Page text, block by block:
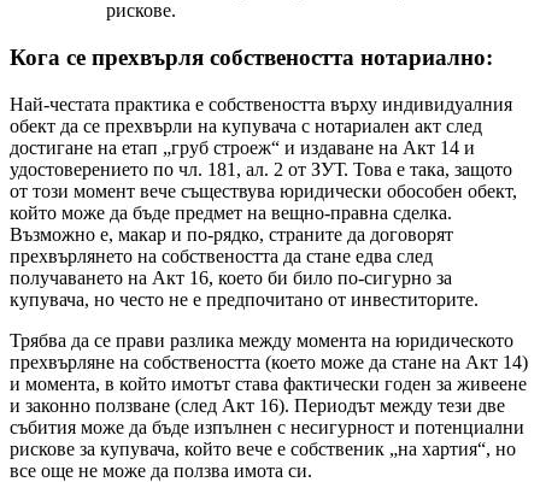
рискове.
Кога се прехвърля собствеността нотариално:
Най-честата практика е собствеността върху индивидуалния
обект да се прехвърли на купувача с нотариален акт след
достигане на етап „груб строеж“ и издаване на Акт 14 и
удостоверението по чл. 181, ал. 2 от ЗУТ. Това е така, защото
от този момент вече съществува юридически обособен обект,
който може да бъде предмет на вещно-правна сделка.
Възможно е, макар и по-рядко, страните да договорят
прехвърлянето на собствеността да стане едва след
получаването на Акт 16, което би било по-сигурно за
купувача, но често не е предпочитано от инвеститорите.
Трябва да се прави разлика между момента на юридическото
прехвърляне на собствеността (което може да стане на Акт 14)
и момента, в който имотът става фактически годен за живеене
и законно ползване (след Акт 16). Периодът между тези две
събития може да бъде изпълнен с несигурност и потенциални
рискове за купувача, който вече е собственик „на хартия“, но
все още не може да ползва имота си.